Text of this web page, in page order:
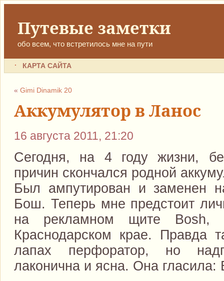
Путевые заметки
обо всем, что встретилось мне на пути
КАРТА САЙТА
«Gimi Dinamik 20
Аккумулятор в Ланос
16 августа 2011, 21:20
Сегодня, на 4 году жизни,
причин скончался родной
Был ампутирован и заменен
Бош. Теперь мне предстоит
на рекламном щите Bosh,
Краснодарском крае. Правда
лапах перфоратор, но
лаконична и ясна. Она